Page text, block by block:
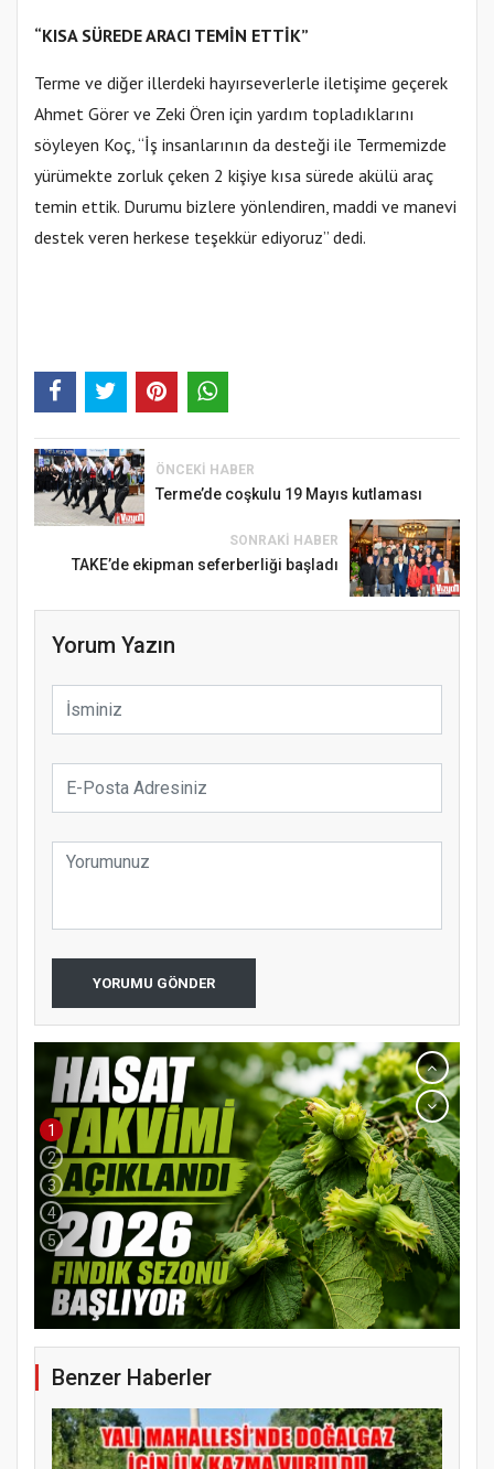
“KISA SÜREDE ARACI TEMİN ETTİK”
Terme ve diğer illerdeki hayırseverlerle iletişime geçerek
Ahmet Görer ve Zeki Ören için yardım topladıklarını
söyleyen Koç, “İş insanlarının da desteği ile Termemizde
yürümekte zorluk çeken 2 kişiye kısa sürede akülü araç
temin ettik. Durumu bizlere yönlendiren, maddi ve manevi
destek veren herkese teşekkür ediyoruz” dedi.
ÖNCEKI HABER
Terme’de coşkulu 19 Mayıs kutlaması
SONRAKI HABER
TAKE’de ekipman seferberliği başladı
Yorum Yazın
YORUMU GÖNDER
1
2
3
4
5
Benzer Haberler